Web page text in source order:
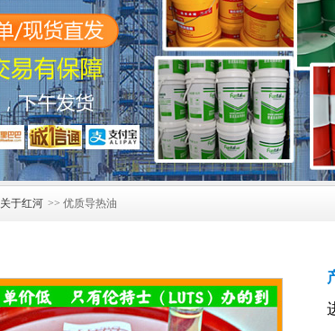
关于红河 >> 优质导热油